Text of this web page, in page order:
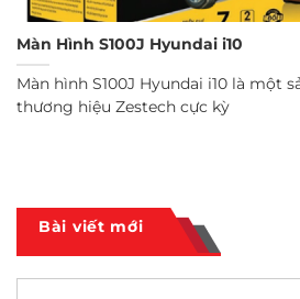
Bài viết mới
Màn Hình S100J Hyundai i10
Màn hình S100J Hyundai i10 là một
thương hiệu Zestech cực kỳ